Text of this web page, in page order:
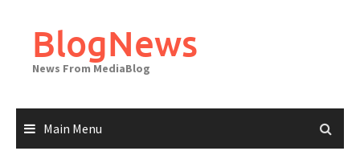
contentBlogNews
News From MediaBlog
Main Menu